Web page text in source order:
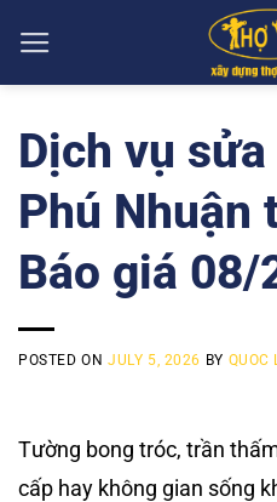
content
Dịch vụ
Phú Nhuận
Báo giá 08/
POSTED ON JULY 5, 2026 BY QUOC
Tường bong tróc, trần
cấp hay không gian sống